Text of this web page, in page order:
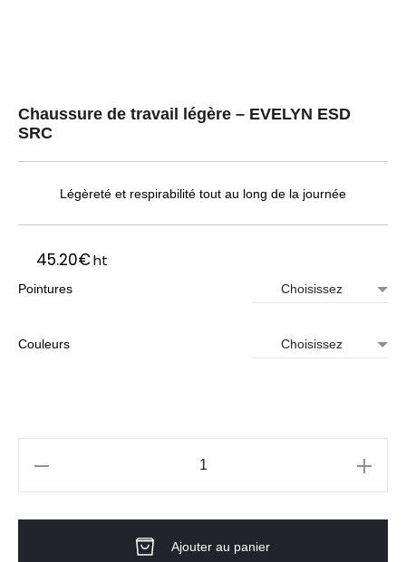
Chaussure de travail légère – EVELYN ESD
SRC
Légèreté et respirabilité tout au long de la journée
45.20€ht
Pointures
Couleurs
Ajouter au panier